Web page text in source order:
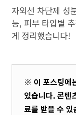
자외선 차단제 성
능, 피부 타입별
게 정리했습니다!
※ 이 포스팅에
있습니다. 콘텐
료를 받을 수